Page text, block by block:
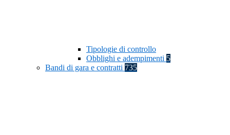
Tipologie di controllo
Obblighi e adempimenti 5
Bandi di gara e contratti 735